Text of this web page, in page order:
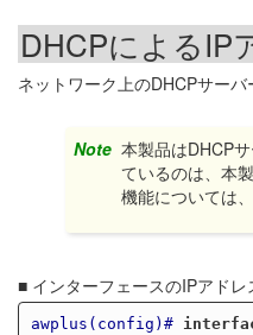
DHCPによるIP
ネットワーク上のDHCPサー
Note 本製品はDHCP
ているのは、本
機能については、
■ インターフェースのIPアドレ
awplus(config)#